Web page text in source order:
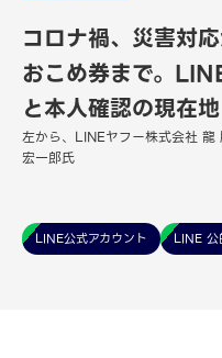
コロナ禍、災害対
おこめ券まで。
と本人確認の現在地
左から、LINEヤフー株式会社
宏一郎氏
LINE公式アカウント LINE 公